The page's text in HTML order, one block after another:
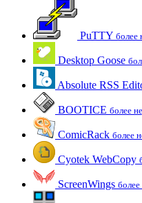
PuTTY более
Desktop Goose
Absolute RSS
BOOTICE более
ComicRack более
Cyotek WebCopy
ScreenWings более